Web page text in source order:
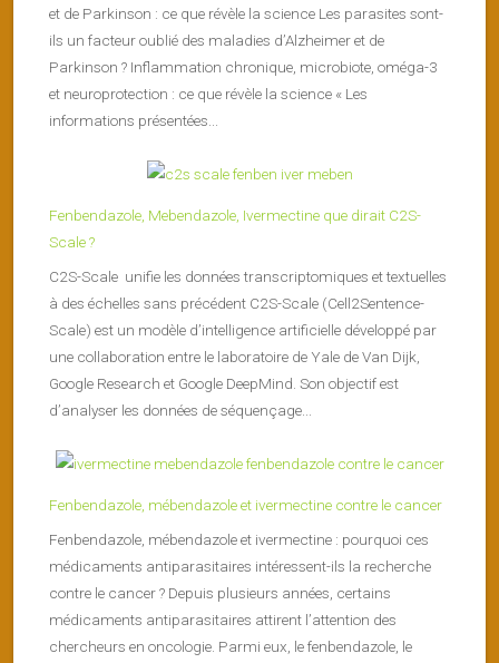
et de Parkinson : ce que révèle la science Les parasites sont-
ils un facteur oublié des maladies d’Alzheimer et de
Parkinson ? Inflammation chronique, microbiote, oméga-3
et neuroprotection : ce que révèle la science « Les
informations présentées...
Fenbendazole, Mebendazole, Ivermectine que dirait C2S-
Scale ?
C2S-Scale unifie les données transcriptomiques et textuelles
à des échelles sans précédent C2S-Scale (Cell2Sentence-
Scale) est un modèle d’intelligence artificielle développé par
une collaboration entre le laboratoire de Yale de Van Dijk,
Google Research et Google DeepMind. Son objectif est
d’analyser les données de séquençage...
Fenbendazole, mébendazole et ivermectine contre le cancer
Fenbendazole, mébendazole et ivermectine : pourquoi ces
médicaments antiparasitaires intéressent-ils la recherche
contre le cancer ? Depuis plusieurs années, certains
médicaments antiparasitaires attirent l’attention des
chercheurs en oncologie. Parmi eux, le fenbendazole, le